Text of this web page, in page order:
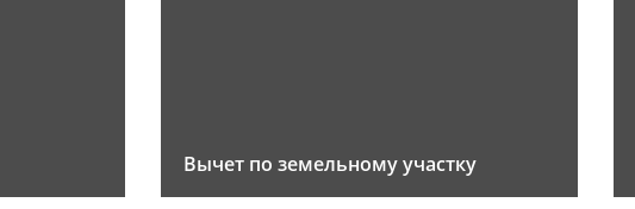
Вычет по земельному участку